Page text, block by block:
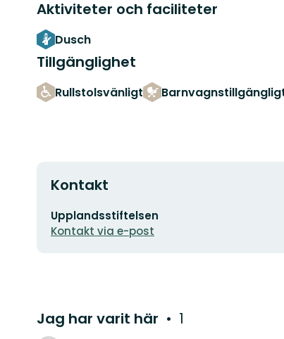
Aktiviteter och faciliteter
Dusch
Tillgänglighet
Rullstolsvänligt
Kontakt
E-
postadress
Upplandsstiftelsen
Kontakt via e-post
Jag har varit här 1